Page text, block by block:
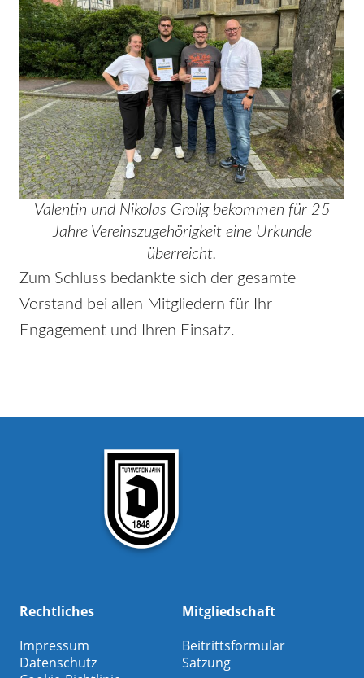
Valentin und Nikolas Grolig bekommen für 25
Jahre Vereinszugehörigkeit eine Urkunde
überreicht.
Zum Schluss bedankte sich der gesamte
Vorstand bei allen Mitgliedern für Ihr
Engagement und Ihren Einsatz.
Rechtliches
Impressum
Datenschutz
Mitgliedschaft
Beitrittsformular
Satzung